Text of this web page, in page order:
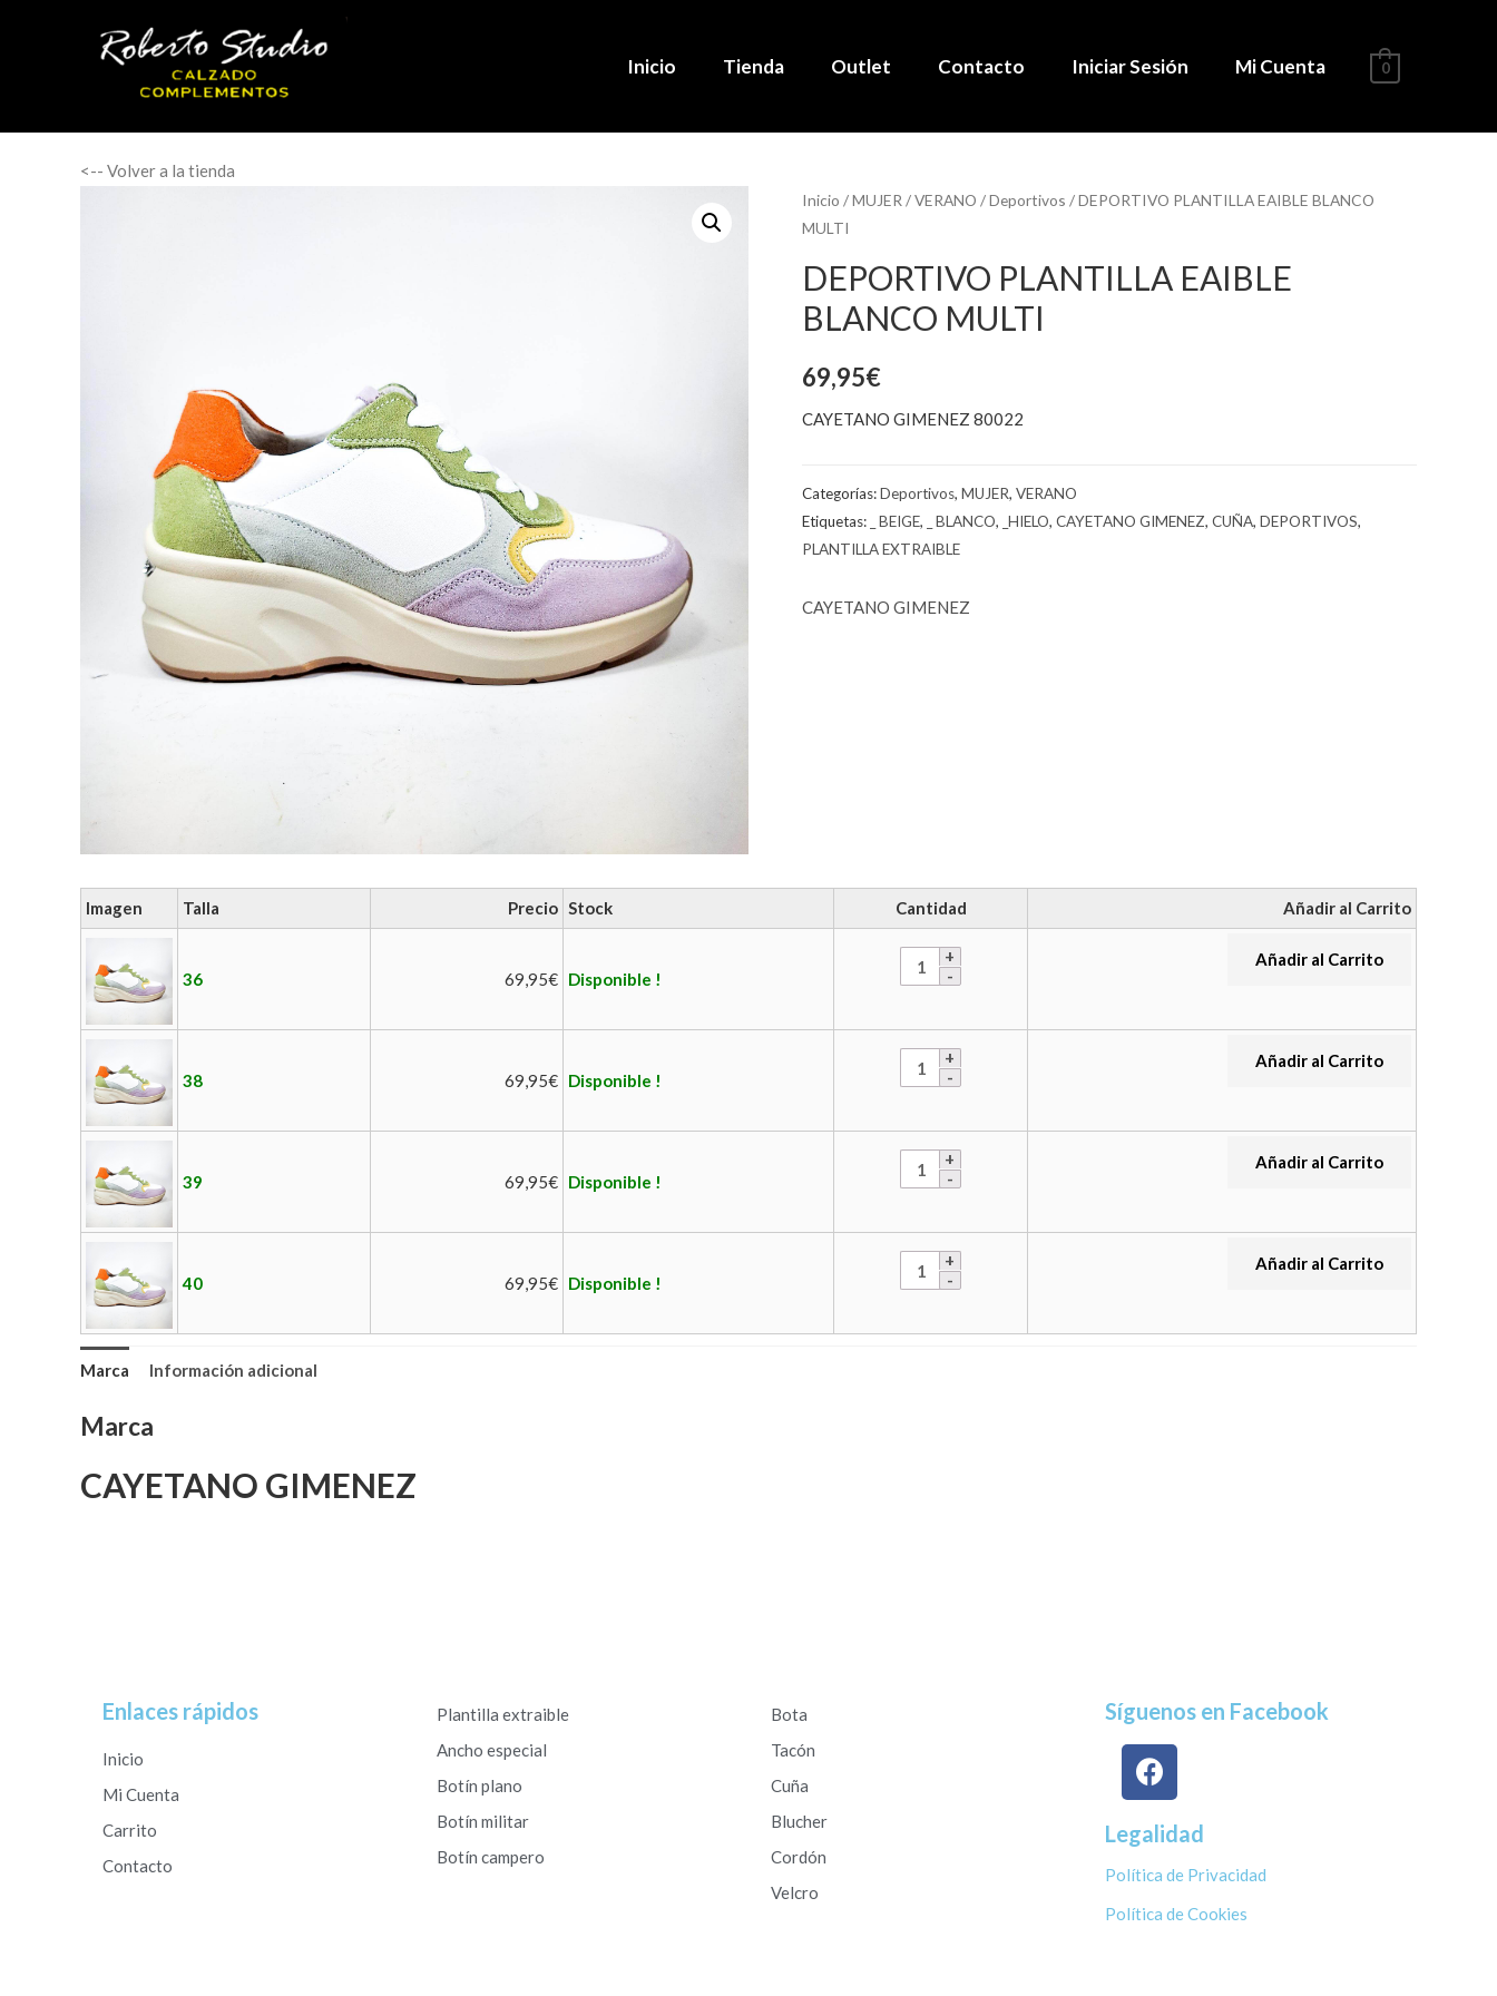
Inicio Tienda Outlet Contacto Iniciar Sesión Mi Cuenta 0
<-- Volver a la tienda
Inicio /MUJER /VERANO /Deportivos / DEPORTIVO PLANTILLA EAIBLE BLANCO
MULTI
DEPORTIVO PLANTILLA EAIBLE
BLANCO MULTI
69,95€
CAYETANO GIMENEZ 80022
Categorías:Deportivos, MUJER, VERANO
Etiquetas:
_ BEIGE, _ BLANCO, _HIELO, CAYETANO GIMENEZ, CUÑA, DEPORTIVOS,
PLANTILLA EXTRAIBLE
CAYETANO GIMENEZ
Imagen Talla Precio Stock Cantidad Añadir al Carrito
36 69,95€ Disponible !
Añadir al Carrito
38 69,95€ Disponible !
Añadir al Carrito
39 69,95€ Disponible !
Añadir al Carrito
40 69,95€ Disponible !
Añadir al Carrito
Marca Información adicional
Marca
CAYETANO GIMENEZ
Enlaces rápidos
Inicio
Mi Cuenta
Carrito
Contacto
Plantilla extraible
Ancho especial
Botín plano
Botín militar
Botín campero
Bota
Tacón
Cuña
Blucher
Cordón
Velcro
Síguenos en Facebook
Legalidad
Política de Privacidad
Política de Cookies